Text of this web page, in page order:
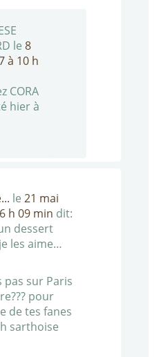
le 8
à 10 h
CORA
hier à
le 21 mai
h 09 min dit:
dessert
les aime…
pas sur Paris
pour
de tes fanes
sarthoise